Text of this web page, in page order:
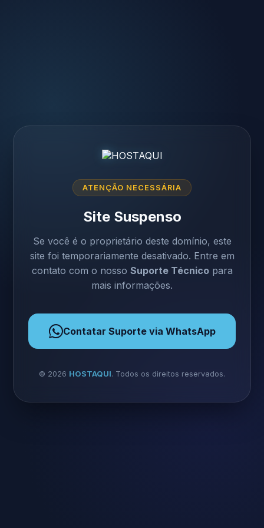
ATENÇÃO NECESSÁRIA
Site Suspenso
Se você é o proprietário deste domínio, este
site foi temporariamente desativado. Entre em
contato com o nosso Suporte Técnicopara
mais informações.
Contatar Suporte via WhatsApp
© 2026 HOSTAQUI. Todos os direitos reservados.